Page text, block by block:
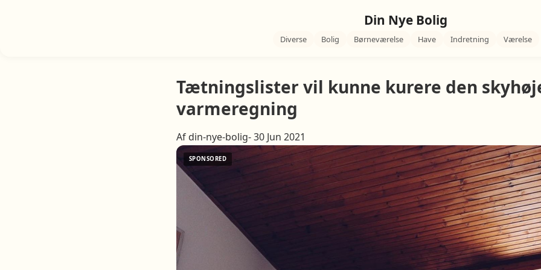
Din Nye Bolig
Diverse Bolig Børneværelse Have Indretning Værelse
Tætningslister vil kunne kurere den
varmeregning
Af din-nye-bolig- 30 Jun 2021